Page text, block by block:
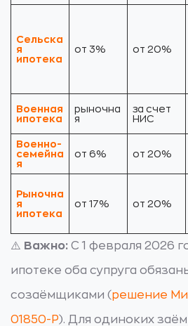
Сельска
я
ипотека
от 3% от 20%
Военная
ипотека
рыночна
я
за счет
НИС
Военно-
семейна
я
от 6% от 20%
Рыночна
я
ипотека
от 17% от 20%
⚠️ Важно: С 1 февраля 2026
ипотеке оба супруга
созаёмщиками (решение
01850-Р). Для одиноких